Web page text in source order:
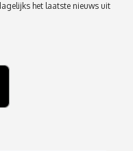
het laatste nieuws uit